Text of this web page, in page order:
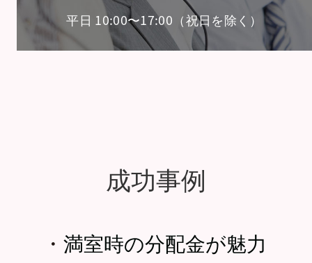
平日 10:00〜17:00（祝日を除く）
成功事例
・ 満室時の分配金が魅力